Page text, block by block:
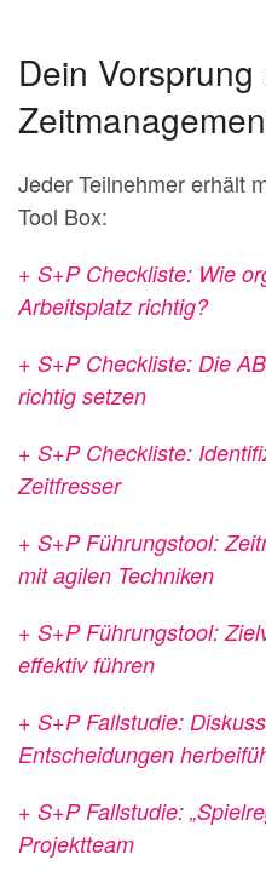
Dein
Jeder Teilnehmer erhält
Tool Box:
+ S+P Checkliste: Wie
Arbeitsplatz richtig?
+ S+P Checkliste: Die
richtig setzen
+ S+P Checkliste:
Zeitfresser
+ S+P Führungstool:
mit agilen Techniken
+ S+P Führungstool:
effektiv führen
+ S+P Fallstudie:
Entscheidungen
+ S+P Fallstudie:
Projektteam